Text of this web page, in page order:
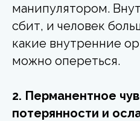
манипулятором.
сбит, и человек
какие внутренние
можно опереться.
2. Перманентное
потерянности и